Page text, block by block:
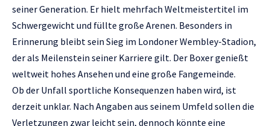
seiner Generation. Er hielt mehrfach Weltmeistertitel im
Schwergewicht und füllte große Arenen. Besonders in
Erinnerung bleibt sein Sieg im Londoner Wembley-Stadion,
der als Meilenstein seiner Karriere gilt. Der Boxer genießt
weltweit hohes Ansehen und eine große Fangemeinde.
Ob der Unfall sportliche Konsequenzen haben wird, ist
derzeit unklar. Nach Angaben aus seinem Umfeld sollen die
Verletzungen zwar leicht sein, dennoch könnte eine